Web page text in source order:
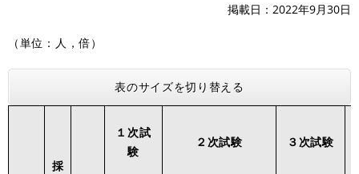
掲載日 2022年9月30日
（単位：人，倍）
表のサイズを切り替える
採
１次試
験
２次試験 ３次試験